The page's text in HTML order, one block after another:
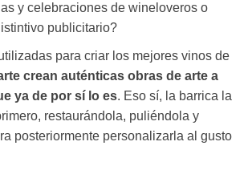
y celebraciones de wineloveros o
publicitario?
para criar los mejores vinos de
crean auténticas obras de arte a
ya de por sí lo es. Eso sí, la barrica la
restaurándola, puliéndola y
posteriormente personalizarla al gusto